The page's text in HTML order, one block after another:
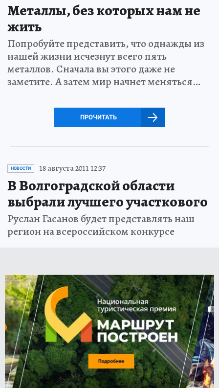
Металлы, без которых нам не
жить
Попробуйте представить, что однажды из
нашей жизни исчезнут всего пять
металлов. Сначала вы этого даже не
заметите. А затем мир начнет меняться…
ПРОЧИТАТЬ
НОВОСТИ 18 августа 2011 12:37
В Волгоградской области
выбрали лучшего участкового
Руслан Гасанов будет представлять наш
регион на всероссийском конкурсе